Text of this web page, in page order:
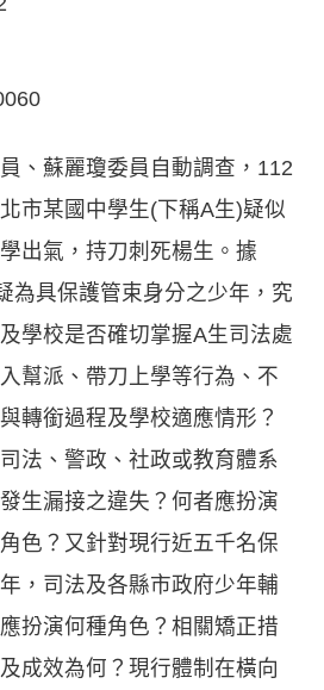
、蘇麗瓊委員自動調查，112
市某國中學生(下稱A生)疑似
出氣，持刀刺死楊生。據
為具保護管束身分之少年，究
學校是否確切掌握A生司法處
幫派、帶刀上學等行為、不
轉銜過程及學校適應情形？
法、警政、社政或教育體系
生漏接之違失？何者應扮演
色？又針對現行近五千名保
，司法及各縣市政府少年輔
扮演何種角色？相關矯正措
成效為何？現行體制在橫向